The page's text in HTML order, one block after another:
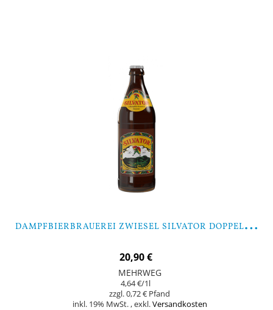
D
AMPFBIERBRAUEREI ZWIESEL SILVATOR DOPPELBOCK - 9 FLASCHEN
20,90 €
MEHRWEG
4,64 €/1l
0,72 €
inkl. 19% MwSt. ,exkl.Versandkosten